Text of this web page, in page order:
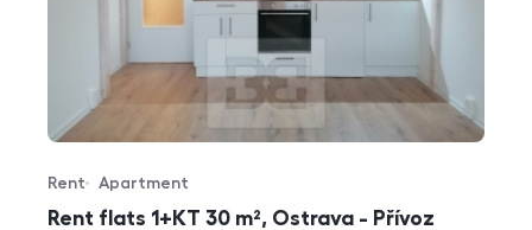
Rent flats 1+KT 30 m², Ostrava - Přívoz
Offer type
Rent
Property type
Apartment